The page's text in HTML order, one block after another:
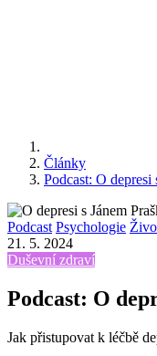
Články
Podcast: O depresi
Podcast Psychologie
21. 5. 2024
Duševní zdraví
Podcast: O
Jak přistupovat k léčbě